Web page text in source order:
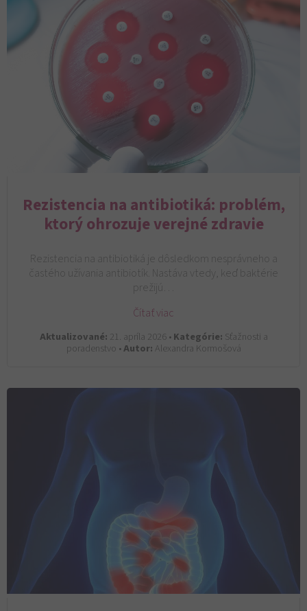
Rezistencia na antibiotiká: problém,
ktorý ohrozuje verejné zdravie
Rezistencia na antibiotiká je dôsledkom nesprávneho a
častého užívania antibiotík. Nastáva vtedy, keď baktérie
prežijú…
Čítať viac
Aktualizované: 21. apríla 2026 •Kategórie: Sťažnosti a
poradenstvo •Autor: Alexandra Kormošová